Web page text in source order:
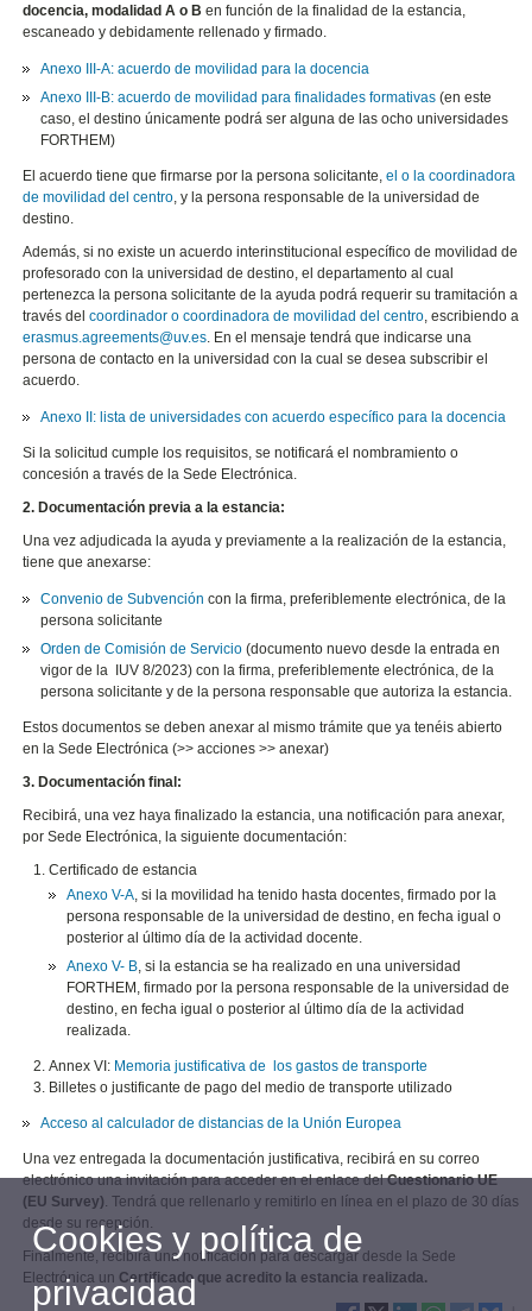
docencia, modalidad A o B en función de la finalidad de la estancia,
escaneado y debidamente rellenado y firmado.
Anexo III-A: acuerdo de movilidad para la docencia
Anexo III-B: acuerdo de movilidad para finalidades formativas (en este
caso, el destino únicamente podrá ser alguna de las ocho universidades
FORTHEM)
El acuerdo tiene que firmarse por la persona solicitante,el o la coordinadora
de movilidad del centro, y la persona responsable de la universidad de
destino.
Además, si no existe un acuerdo interinstitucional específico de movilidad de
profesorado con la universidad de destino, el departamento al cual
pertenezca la persona solicitante de la ayuda podrá requerir su tramitación a
través delcoordinador o coordinadora de movilidad del centro, escribiendo a
erasmus.agreements@uv.es. En el mensaje tendrá que indicarse una
persona de contacto en la universidad con la cual se desea subscribir el
acuerdo.
Anexo II: lista de universidades con acuerdo específico para la docencia
Si la solicitud cumple los requisitos, se notificará el nombramiento o
concesión a través de la Sede Electrónica.
2. Documentación previa a la estancia:
Una vez adjudicada la ayuda y previamente a la realización de la estancia,
tiene que anexarse:
Convenio de Subvención con la firma, preferiblemente electrónica, de la
persona solicitante
Orden de Comisión de Servicio (documento nuevo desde la entrada en
vigor de la IUV 8/2023) con la firma, preferiblemente electrónica, de la
persona solicitante y de la persona responsable que autoriza la estancia.
Estos documentos se deben anexar al mismo trámite que ya tenéis abierto
en la Sede Electrónica (>> acciones >> anexar)
3. Documentación final:
Recibirá, una vez haya finalizado la estancia, una notificación para anexar,
por Sede Electrónica, la siguiente documentación:
Certificado de estancia
Anexo V-A, si la movilidad ha tenido hasta docentes, firmado por la
persona responsable de la universidad de destino, en fecha igual o
posterior al último día de la actividad docente.
Anexo V- B, si la estancia se ha realizado en una universidad
FORTHEM, firmado por la persona responsable de la universidad de
destino, en fecha igual o posterior al último día de la actividad
realizada.
Annex VI: Memoria justificativa de los gastos de transporte
Billetes o justificante de pago del medio de transporte utilizado
Acceso al calculador de distancias de la Unión Europea
Una vez entregada la documentación justificativa, recibirá en su correo
electrónico una invitación para acceder en el enlace delCuestionario UE
(EU Survey). Tendrá que rellenarlo y remitirlo en línea en el plazo de 30 días
desde su recepción.
Finalmente, recibirá una notificación para descargar desde la Sede
Electrónica un Certificado que acredito la estancia realizada.
Cookies y política de
privacidad